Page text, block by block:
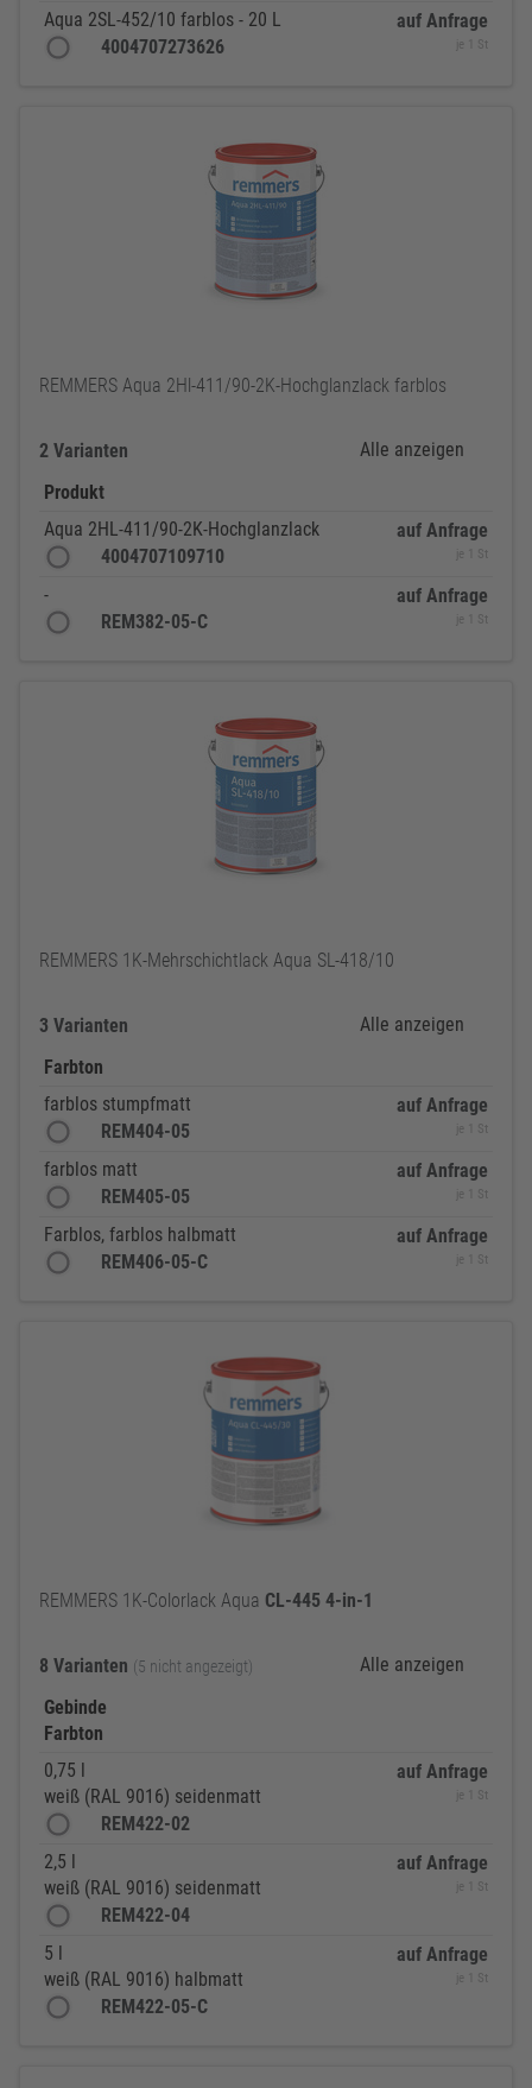
Aqua 2SL-452/10 farblos - 20 L
4004707273626
auf Anfrage
je 1 St
REMMERS Aqua 2Hl-411/90-2K-Hochglanzlack farblos
2 Varianten
Alle anzeigen
Produkt
Aqua 2HL-411/90-2K-Hochglanzlack
4004707109710
auf Anfrage
je 1 St
-
REM382-05-C
auf Anfrage
je 1 St
REMMERS 1K-Mehrschichtlack Aqua SL-418/10
3 Varianten
Alle anzeigen
Farbton
farblos stumpfmatt
REM404-05
auf Anfrage
je 1 St
farblos matt
REM405-05
auf Anfrage
je 1 St
Farblos, farblos halbmatt
REM406-05-C
auf Anfrage
je 1 St
REMMERS 1K-Colorlack Aqua CL-445 4-in-1
8 Varianten (5 nicht angezeigt)
Alle anzeigen
Gebinde
Farbton
0,75 l
weiß (RAL 9016) seidenmatt
REM422-02
auf Anfrage
je 1 St
2,5 l
weiß (RAL 9016) seidenmatt
REM422-04
auf Anfrage
je 1 St
5 l
weiß (RAL 9016) halbmatt
REM422-05-C
auf Anfrage
je 1 St